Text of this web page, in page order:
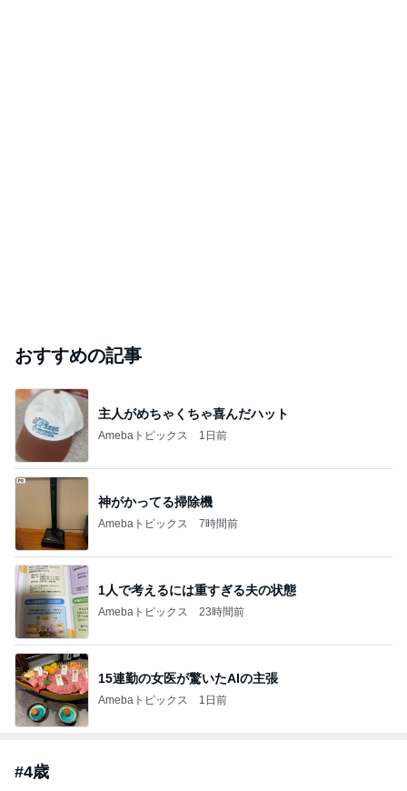
おすすめの記事
主人がめちゃくちゃ喜んだハット
Amebaトピックス 1日前
神がかってる掃除機
Amebaトピックス 7時間前
1人で考えるには重すぎる夫の状態
Amebaトピックス 23時間前
15連勤の女医が驚いたAIの主張
Amebaトピックス 1日前
#4歳